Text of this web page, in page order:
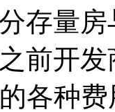
存量
前开
各种